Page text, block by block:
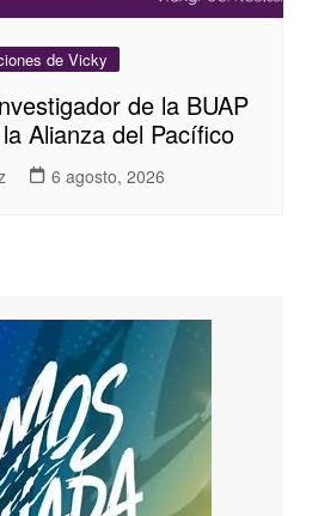
de Vicky
de la BUAP
Alianza del Pacífico
6 agosto, 2026